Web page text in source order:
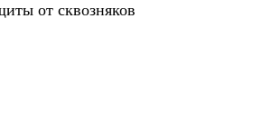
от сквозняков